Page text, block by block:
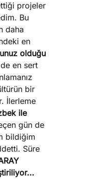
projeler
Bu
daha
en
olduğu
en sert
bir
İlerleme
ile
gün de
bildiğim
Süre